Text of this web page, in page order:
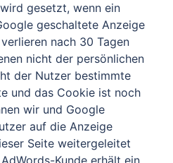
gesetzt, wenn ein
geschaltete Anzeige
nach 30 Tagen
nicht der persönlichen
der Nutzer bestimmte
und das Cookie ist noch
wir und Google
auf die Anzeige
Seite weitergeleitet
Kunde erhält ein